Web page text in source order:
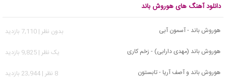
دانلود آهنگ های هوروش باند
هوروش باند - آسمون آبی
بدون نظر | 7,110 بازدید
هوروش باند (مهدی دارابی) - زخم کاری
يک نظر | 9,825 بازدید
هوروش باند و آصف آریا - تابستون
8 نظر | 23,944 بازدید